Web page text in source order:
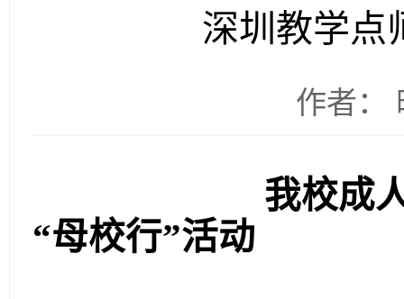
深圳教学点
作者：
我校成
“母校行”活动